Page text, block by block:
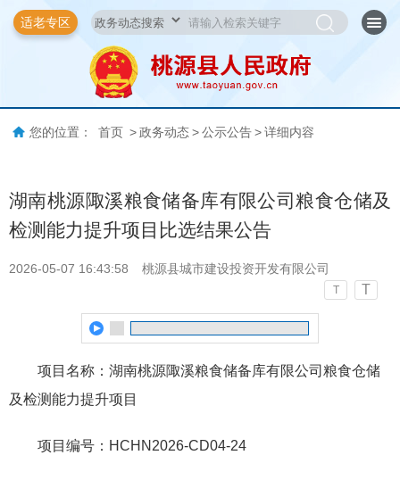
适老专区
您的位置： 首页 > 政务动态 > 公示公告 > 详细内容
湖南桃源陬溪粮食储备库有限公司粮食仓储及
检测能力提升项目比选结果公告
2026-05-07 16:43:58 桃源县城市建设投资开发有限公司
T T
项目名称：湖南桃源陬溪粮食储备库有限公司粮食仓储
及检测能力提升项目
项目编号：HCHN2026-CD04-24